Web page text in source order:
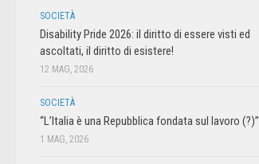
SOCIETÀ
Disability Pride 2026: il diritto di essere visti ed
ascoltati, il diritto di esistere!
12 MAG, 2026
SOCIETÀ
“L’Italia è una Repubblica fondata sul lavoro (?)”
1 MAG, 2026